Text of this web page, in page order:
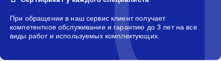
При обращении в наш сервис клиент получает
компетентное обслуживание и гарантию до 3 лет на все
виды работ и используемых комплектующих.